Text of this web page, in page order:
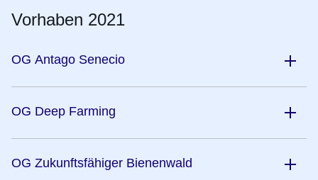
Vorhaben 2021
OG Antago Senecio
OG Deep Farming
OG Zukunftsfähiger Bienenwald